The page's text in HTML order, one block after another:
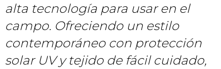
alta tecnología para usar en el
campo. Ofreciendo un estilo
contemporáneo con protección
solar UV y tejido de fácil cuidado,